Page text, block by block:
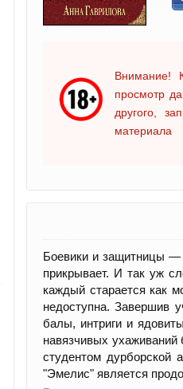
Внимание!
просмотр
другого,
материала
Боевики и защитницы —
прикрывает. И так уж
каждый старается как
недоступна. Завершив
балы, интриги и
навязчивых
студентом дурборской
"Эмелис" является